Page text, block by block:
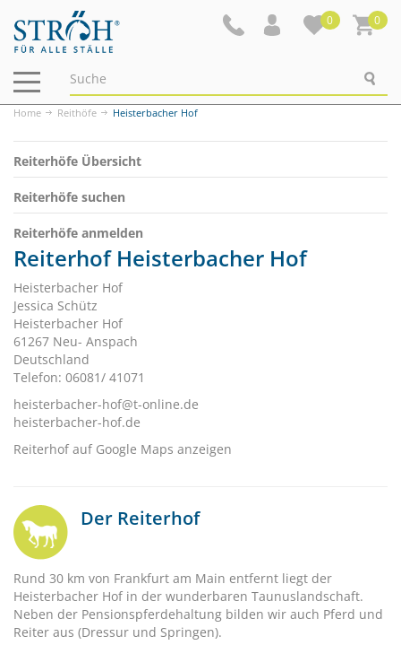
0 0
Navigation
ein-/ausblenden
Home Reithöfe Heisterbacher Hof
Reiterhöfe Übersicht
Reiterhöfe suchen
Reiterhöfe anmelden
Reiterhof Heisterbacher Hof
Heisterbacher Hof
Jessica Schütz
Heisterbacher Hof
61267 Neu- Anspach
Deutschland
Telefon: 06081/ 41071
heisterbacher-hof@t-online.de
heisterbacher-hof.de
Reiterhof auf Google Maps anzeigen
Der Reiterhof
Rund 30 km von Frankfurt am Main entfernt liegt der
Heisterbacher Hof in der wunderbaren Taunuslandschaft.
Neben der Pensionspferdehaltung bilden wir auch Pferd und
Reiter aus (Dressur und Springen).